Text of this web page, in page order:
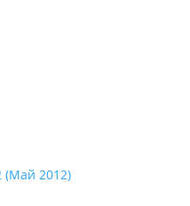
(Май 2012)